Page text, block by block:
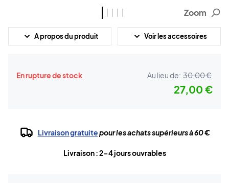
Zoom
A propos du produit Voir les accessoires
En rupture de stock Au lieu de: 30,00 €
27,00 €
Livraison gratuitepour les achats supérieurs à 60 €
Livraison : 2-4 jours ouvrables